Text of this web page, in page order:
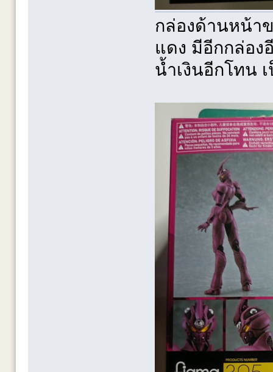
กล่องด้านหน้า
แดง มีอีกกล่อง
น้ำเงินอีกโทน